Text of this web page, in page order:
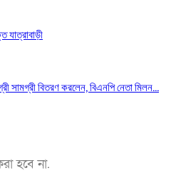
যাত্রাবাড়ী
সামগ্রী বিতরণ করলেন, বিএনপি নেতা মিলন…
হবে না.